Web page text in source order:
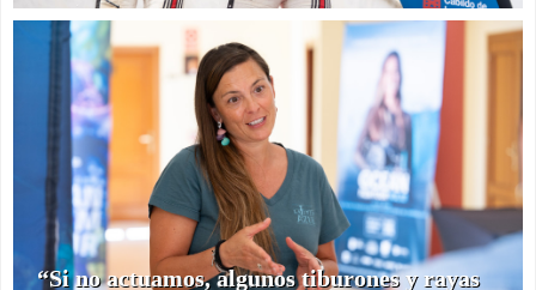
“Si no actuamos, algunos tiburones y rayas